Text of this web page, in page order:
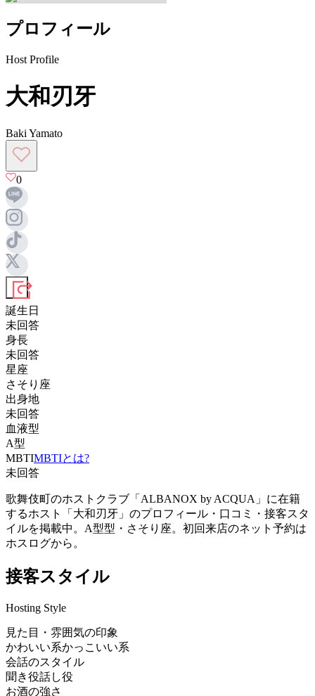
プロフィール
Host Profile
大和刃牙
Baki Yamato
0
誕生日
未回答
身長
未回答
星座
さそり座
出身地
未回答
血液型
A型
MBTIMBTIとは?
未回答
歌舞伎町のホストクラブ「ALBANOX by ACQUA」に在籍
するホスト「大和刃牙」のプロフィール・口コミ・接客スタ
イルを掲載中。A型型・さそり座。初回来店のネット予約は
ホスログから。
接客スタイル
Hosting Style
見た目・雰囲気の印象
かわいい系かっこいい系
会話のスタイル
聞き役話し役
お酒の強さ